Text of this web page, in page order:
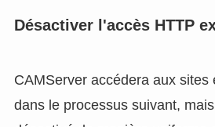
Désactiver l'accès HTTP
CAMServer accédera aux sites
dans le processus suivant,